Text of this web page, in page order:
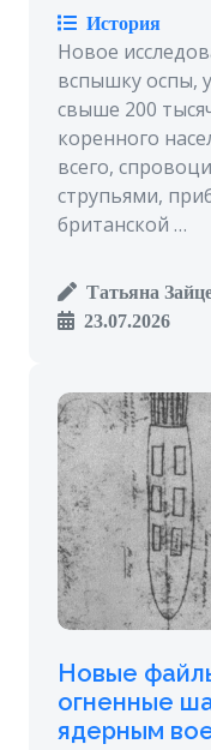
История
Новое
вспышку оспы,
свыше 200
коренного
всего,
струпьями,
британской …
Татьяна
23.07.2026
Новые
огненные
ядерным